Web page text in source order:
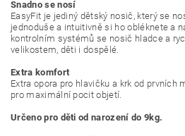
Snadno se nosí
EasyFit je jediný dětský nosič, který se
jednoduše a intuitivně si ho obléknete a
kontrolním systémů se nosič hladce a
velikostem, děti i dospělé.
Extra komfort
Extra opora pro hlavičku a krk od prvních
pro maximální pocit objetí.
Určeno pro děti od narození do 9kg.